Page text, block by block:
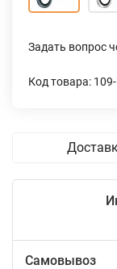
Задать вопрос
Код товара:
Самовывоз